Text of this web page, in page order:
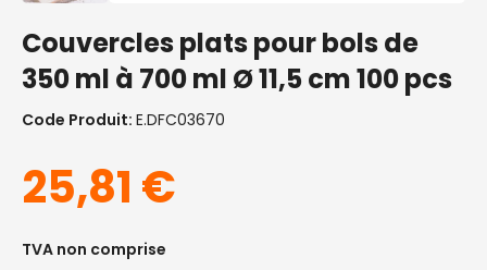
Couvercles plats pour bols de
350 ml à 700 ml Ø 11,5 cm 100 pcs
Code Produit: E.DFC03670
25,81 €
TVA non comprise